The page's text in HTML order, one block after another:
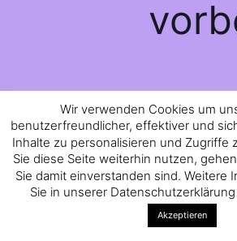
Wir verwenden Cookies um
benutzerfreundlicher, effektiver und
Inhalte zu personalisieren und Zugriffe
Sie diese Seite weiterhin nutzen,
Sie damit einverstanden sind. Weitere
Sie in unserer Datenschutzerklärung
Akzeptieren